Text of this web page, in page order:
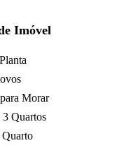
Imóvel
Morar
Quartos
Quarto